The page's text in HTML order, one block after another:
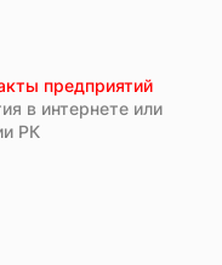
предприятий
в интернете или
РК